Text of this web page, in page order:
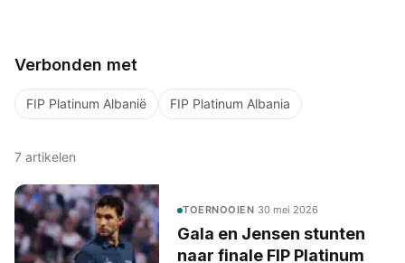
Verbonden met
FIP Platinum Albanië FIP Platinum Albania
7 artikelen
TOERNOOIEN·30 mei 2026
Gala en Jensen stunten
naar finale FIP Platinum